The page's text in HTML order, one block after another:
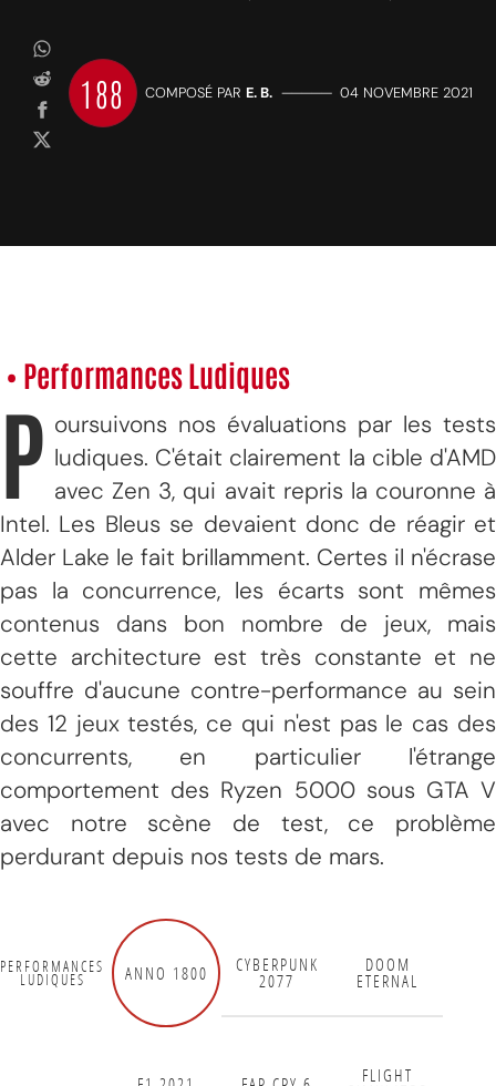
188 COMPOSÉ PAR E. B. ————— 04 NOVEMBRE 2021
• Performances Ludiques
P oursuivons nos évaluations par les tests
ludiques. C'était clairement la cible d'AMD
avec Zen 3, qui avait repris la couronne à
Intel. Les Bleus se devaient donc de réagir et
Alder Lake le fait brillamment. Certes il n'écrase
pas la concurrence, les écarts sont mêmes
contenus dans bon nombre de jeux, mais
cette architecture est très constante et ne
souffre d'aucune contre-performance au sein
des 12 jeux testés, ce qui n'est pas le cas des
concurrents, en particulier l'étrange
comportement des Ryzen 5000 sous GTA V
avec notre scène de test, ce problème
perdurant depuis nos tests de mars.